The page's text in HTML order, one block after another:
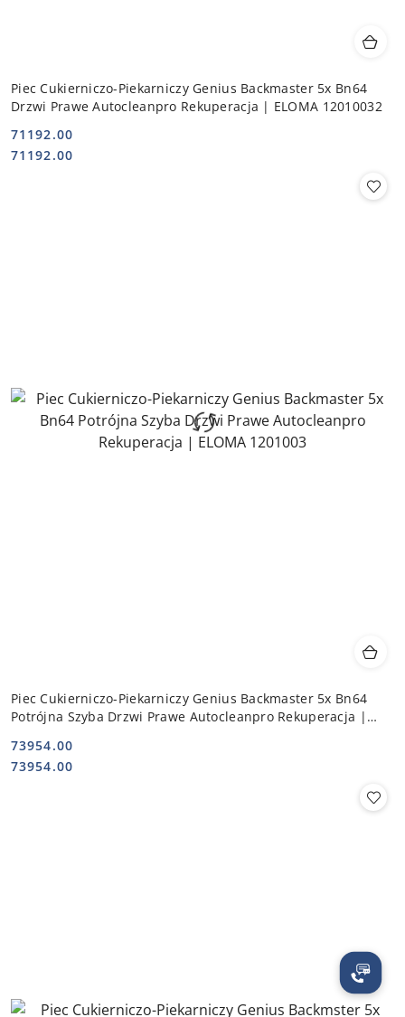
Piec Cukierniczo-Piekarniczy Genius Backmaster 5x Bn64
Drzwi Prawe Autocleanpro Rekuperacja | ELOMA 12010032
Cena:
71192.00
Cena:
71192.00
Piec Cukierniczo-Piekarniczy Genius Backmaster 5x Bn64
Potrójna Szyba Drzwi Prawe Autocleanpro Rekuperacja |
Cena:
73954.00
Cena:
73954.00